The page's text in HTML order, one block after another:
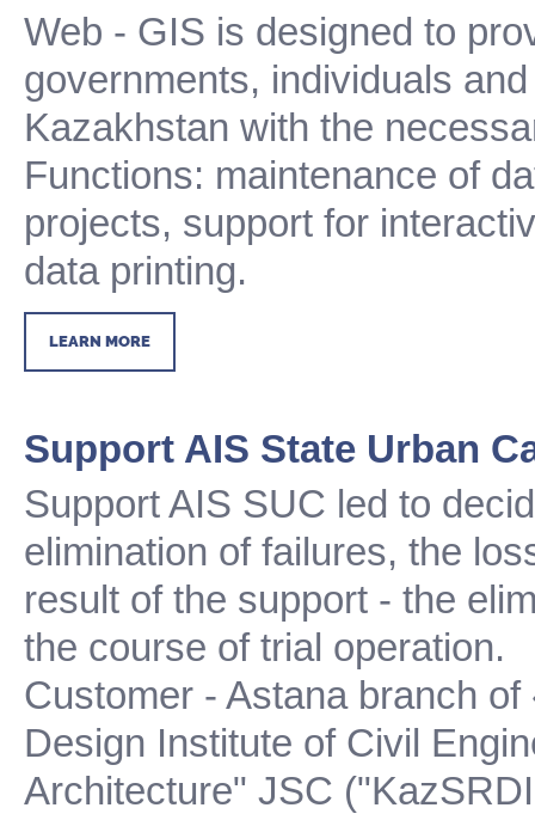
Web - GIS is designed to
governments, individuals
Kazakhstan with the
Functions: maintenance of
projects, support for
data printing.
LEARN MORE
Support AIS State Urban
Support AIS SUC led to
elimination of failures, the
result of the support - the
the course of trial operation.
Customer - Astana branch
Design Institute of Civil
Architecture" JSC